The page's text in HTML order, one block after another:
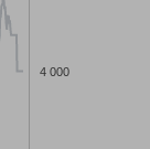
4 000